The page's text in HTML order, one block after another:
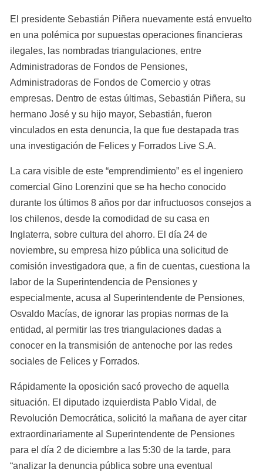
El presidente Sebastián Piñera nuevamente está envuelto
en una polémica por supuestas operaciones financieras
ilegales, las nombradas triangulaciones, entre
Administradoras de Fondos de Pensiones,
Administradoras de Fondos de Comercio y otras
empresas. Dentro de estas últimas, Sebastián Piñera, su
hermano José y su hijo mayor, Sebastián, fueron
vinculados en esta denuncia, la que fue destapada tras
una investigación de Felices y Forrados Live S.A.
La cara visible de este “emprendimiento” es el ingeniero
comercial Gino Lorenzini que se ha hecho conocido
durante los últimos 8 años por dar infructuosos consejos a
los chilenos, desde la comodidad de su casa en
Inglaterra, sobre cultura del ahorro. El día 24 de
noviembre, su empresa hizo pública una solicitud de
comisión investigadora que, a fin de cuentas, cuestiona la
labor de la Superintendencia de Pensiones y
especialmente, acusa al Superintendente de Pensiones,
Osvaldo Macías, de ignorar las propias normas de la
entidad, al permitir las tres triangulaciones dadas a
conocer en la transmisión de antenoche por las redes
sociales de Felices y Forrados.
Rápidamente la oposición sacó provecho de aquella
situación. El diputado izquierdista Pablo Vidal, de
Revolución Democrática, solicitó la mañana de ayer citar
extraordinariamente al Superintendente de Pensiones
para el día 2 de diciembre a las 5:30 de la tarde, para
“analizar la denuncia pública sobre una eventual